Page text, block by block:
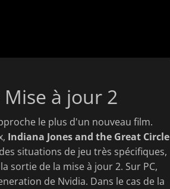
à jour 2
le plus d'un nouveau film.
Indiana Jones and the Great Circle
situations de jeu très spécifiques,
sortie de la mise à jour 2. Sur PC,
de Nvidia. Dans le cas de la